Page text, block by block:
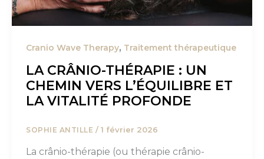
Cranio Wave Therapy, Traitement thérapeutique
LA CRÂNIO-THÉRAPIE : UN
CHEMIN VERS L’ÉQUILIBRE ET
LA VITALITÉ PROFONDE
SOPHIE ANTILLE / 1 février 2026
La crânio-thérapie (ou thérapie crânio-